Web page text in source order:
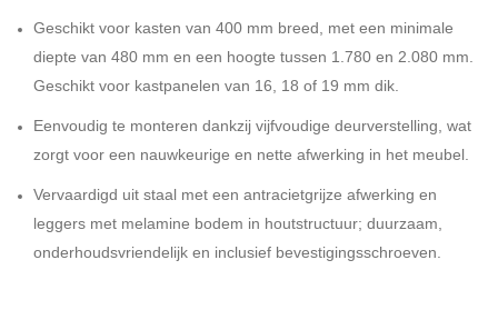
Geschikt voor kasten van 400 mm breed, met een minimale
diepte van 480 mm en een hoogte tussen 1.780 en 2.080 mm.
Geschikt voor kastpanelen van 16, 18 of 19 mm dik.
Eenvoudig te monteren dankzij vijfvoudige deurverstelling, wat
zorgt voor een nauwkeurige en nette afwerking in het meubel.
Vervaardigd uit staal met een antracietgrijze afwerking en
leggers met melamine bodem in houtstructuur; duurzaam,
onderhoudsvriendelijk en inclusief bevestigingsschroeven.